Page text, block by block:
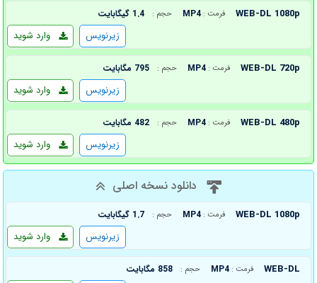
WEB-DL 1080p فرمت : MP4 حجم : 1.4 گیگابایت
وارد شوید زیرنویس
WEB-DL 720p فرمت : MP4 حجم : 795 مگابایت
وارد شوید زیرنویس
WEB-DL 480p فرمت : MP4 حجم : 482 مگابایت
وارد شوید زیرنویس
دانلود نسخه اصلی
WEB-DL 1080p فرمت : MP4 حجم : 1.7 گیگابایت
وارد شوید زیرنویس
WEB-DL فرمت : MP4 حجم : 858 مگابایت